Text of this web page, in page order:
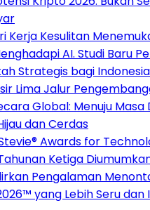
Kerja Kesulitan
AI. Studi Baru
Strategis bagi Indonesia
Lima Jalur
Global: Menuju Masa
dan Cerdas
Awards for
Ketiga
Pengalaman
yang Lebih Seru dan